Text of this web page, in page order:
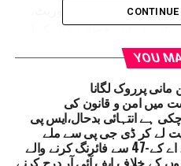
اردو ڈائریکٹوریٹ،
پٹنہ، نے اپنے خطاب میں کہا
اور ترقی کے لیے پوری
کی کہ ریاستی حکومت
سرگرمیوں کو فروغ دینے
ہے، تاکہ نئی نسل اردو
اور مشاعرہ میں ضلع کے
زبان سے محبت کرنے والوں نے
CONTINUE
YOU
پرروک لگانا
میں امن و قانون کی
ہے انتہائی بدحال،ایس پی
لے کر ڈی جی پی سے ملے
تیجسوی یادو، اے کے-47 سے فائرنگ کرنے والے
کے خلاف ایف آئی آر درج کرنے